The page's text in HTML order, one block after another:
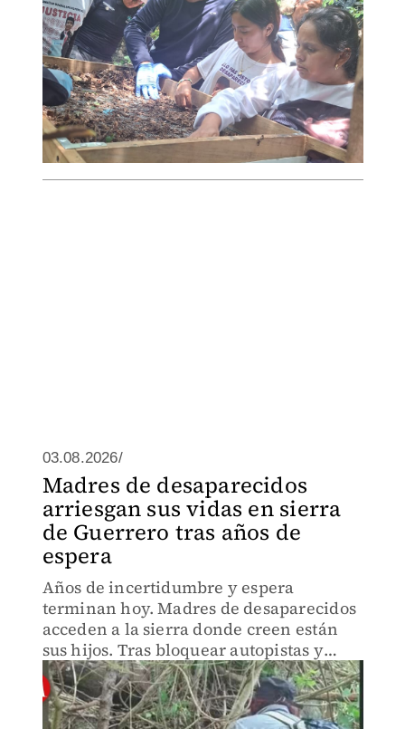
03.08.2026/
Madres de desaparecidos
arriesgan sus vidas en sierra
de Guerrero tras años de
espera
Años de incertidumbre y espera
terminan hoy. Madres de desaparecidos
acceden a la sierra donde creen están
sus hijos. Tras bloquear autopistas y
gritar sin ser escuchadas, estas familias
buscan respuestas en terreno peligroso.
Su dolor no espera más